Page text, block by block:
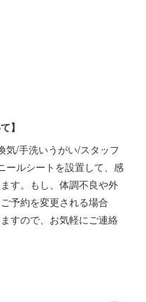
】
気/手洗いうがい/スタッフ
ールシートを設置して、感
す。 もし、体調不良や外
予約を変更される場合
すので、お気軽にご連絡